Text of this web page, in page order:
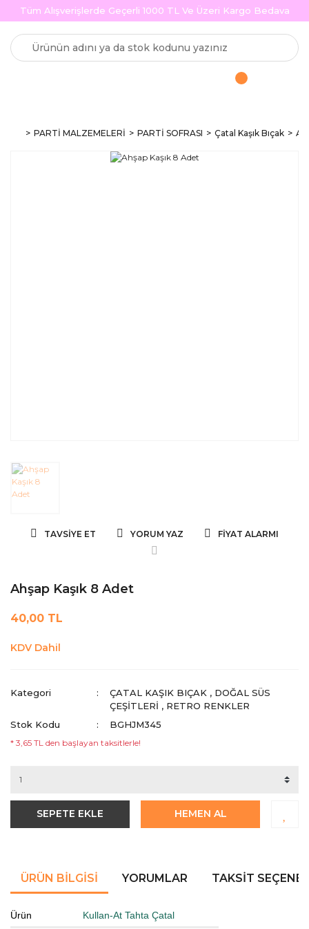
Tüm Alışverişlerde Geçerli 1000 TL Ve Üzeri Kargo Bedava
PARTİ MALZEMELERİ PARTİ SOFRASI Çatal Kaşık Bıçak
TAVSIYE ET YORUM YAZ FIYAT ALARMI
Ahşap Kaşık 8 Adet
40,00 TL
KDV Dahil
Kategori ÇATAL KAŞIK BIÇAK , DOĞAL SÜS
ÇEŞITLERI , RETRO RENKLER
Stok Kodu
BGHJM345
* 3,65 TL den başlayan taksitlerle!
SEPETE EKLE HEMEN AL
ÜRÜN BILGISI YORUMLAR TAKSIT
Ürün Kullan-At Tahta Çatal